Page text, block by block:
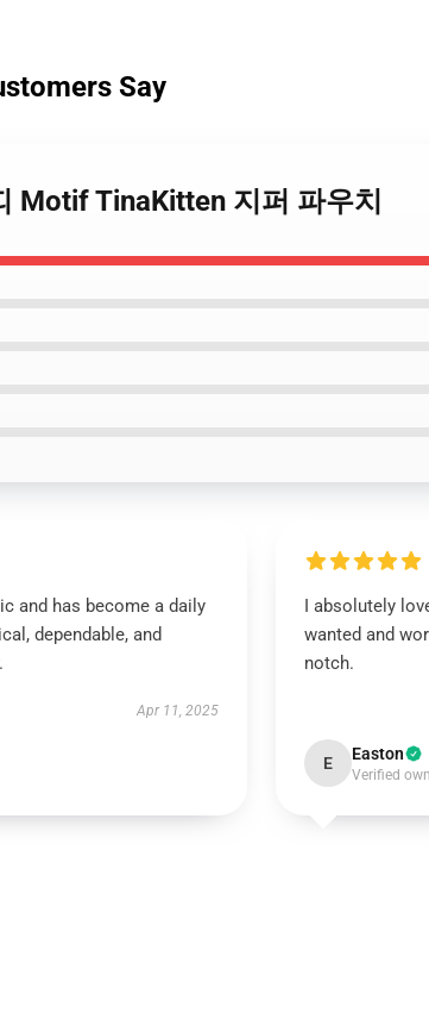
Say
Motif TinaKitten 지퍼 파우치
and has become a daily
dependable, and
Apr 11, 2025
I absolutely
wanted and
notch.
E Easton
Verified